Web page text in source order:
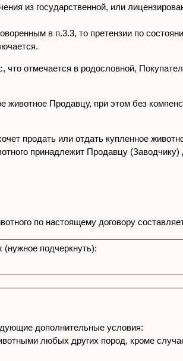
из государственной, или
в п.3.3, то претензии по
отмечается в родословной,
животное Продавцу, при этом без
продать или отдать купленное
принадлежит Продавцу (Заводчику)
по настоящему договору
(нужное подчеркнуть):
дополнительные условия:
любых других пород, кроме